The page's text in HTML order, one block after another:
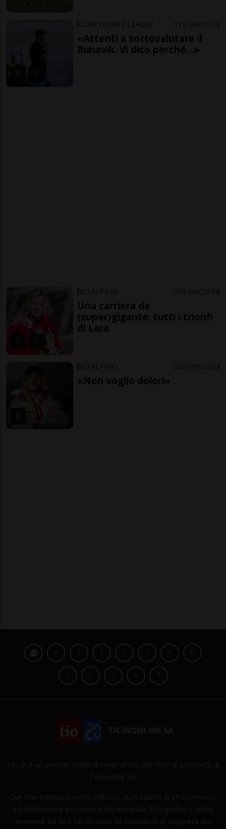
CONFERENCE LEAGUE 19 ore 5 13
«Attenti a sottovalutare il
Runavik. Vi dico perché...»
SCI ALPINO 19 ore 2 18
Una carriera da
(super)gigante: tutti i trionfi
di Lara
SCI ALPINO 20 ore 1 33
«Non voglio dolori»